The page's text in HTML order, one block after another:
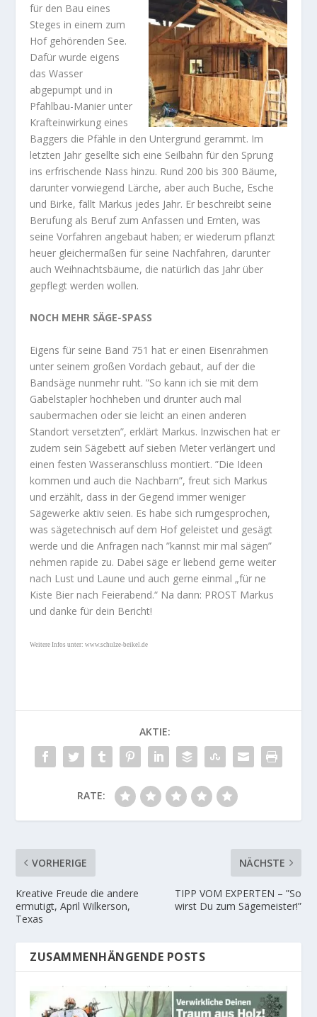
für den Bau eines
Steges in einem zum
Hof gehörenden See.
Dafür wurde eigens
das Wasser
abgepumpt und in
Pfahlbau-Manier unter
Krafteinwirkung eines
Baggers die Pfähle in den Untergrund gerammt. Im
letzten Jahr gesellte sich eine Seilbahn für den Sprung
ins erfrischende Nass hinzu. Rund 200 bis 300 Bäume,
darunter vorwiegend Lärche, aber auch Buche, Esche
und Birke, fällt Markus jedes Jahr. Er beschreibt seine
Berufung als Beruf zum Anfassen und Ernten, was
seine Vorfahren angebaut haben; er wiederum pflanzt
heuer gleichermaßen für seine Nachfahren, darunter
auch Weihnachtsbäume, die natürlich das Jahr über
gepflegt werden wollen.
NOCH MEHR SÄGE-SPASS
Eigens für seine Band 751 hat er einen Eisenrahmen
unter seinem großen Vordach gebaut, auf der die
Bandsäge nunmehr ruht. ”So kann ich sie mit dem
Gabelstapler hochheben und drunter auch mal
saubermachen oder sie leicht an einen anderen
Standort versetzten”, erklärt Markus. Inzwischen hat er
zudem sein Sägebett auf sieben Meter verlängert und
einen festen Wasseranschluss montiert. ”Die Ideen
kommen und auch die Nachbarn”, freut sich Markus
und erzählt, dass in der Gegend immer weniger
Sägewerke aktiv seien. Es habe sich rumgesprochen,
was sägetechnisch auf dem Hof geleistet und gesägt
werde und die Anfragen nach ”kannst mir mal sägen”
nehmen rapide zu. Dabei säge er liebend gerne weiter
nach Lust und Laune und auch gerne einmal „für ne
Kiste Bier nach Feierabend.“ Na dann: PROST Markus
und danke für dein Bericht!
Weitere Infos unter:www.schulze-beikel.de
AKTIE:
RATE:
VORHERIGE
Kreative Freude die andere
ermutigt, April Wilkerson,
Texas
NÄCHSTE
TIPP VOM EXPERTEN – ”So
wirst Du zum Sägemeister!”
ZUSAMMENHÄNGENDE POSTS